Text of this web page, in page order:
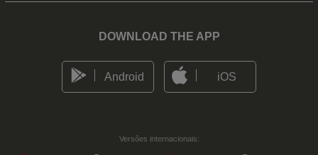
DOWNLOAD THE APP
Android iOS
Versões internacionais: